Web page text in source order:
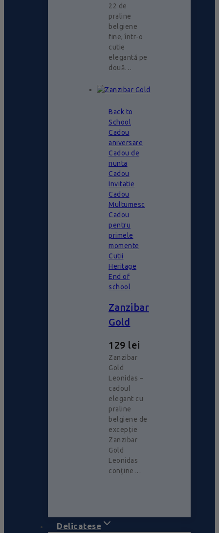
22 de
praline
belgiene
fine, într-o
cutie
elegantă pe
două…
Back to
School
Cadou
aniversare
Cadou de
nunta
Cadou
Invitatie
Cadou
Multumesc
Cadou
pentru
primele
momente
Cutii
Heritage
End of
school
Zanzibar
Gold
129 lei
Zanzibar
Gold
Leonidas –
cadoul
elegant cu
praline
belgiene de
excepție
Zanzibar
Gold
Leonidas
conține…
Delicatese